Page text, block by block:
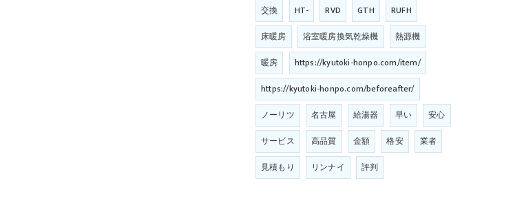
交換 HT- RVD GTH
RUFH
床暖房
浴室暖房換気乾燥機
熱源機
暖房
https://kyutoki-honpo.com/item/
https://kyutoki-honpo.com/beforeafter/
ノーリツ
名古屋 給湯器 早い
安心
サービス
高品質 金額 格安
業者
見積もり
リンナイ 評判